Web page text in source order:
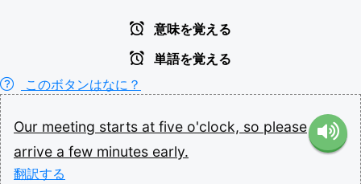
意味を覚える
単語を覚える
このボタンはなに？
Our meeting starts at five o'clock, so please
arrive a few minutes early.
翻訳する